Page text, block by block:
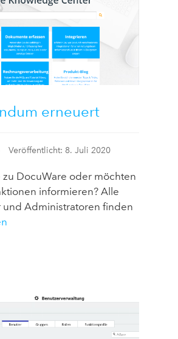
erneuert
Veröffentlicht: 8. Juli 2020
DocuWare oder möchten
informieren? Alle
und Administratoren finden